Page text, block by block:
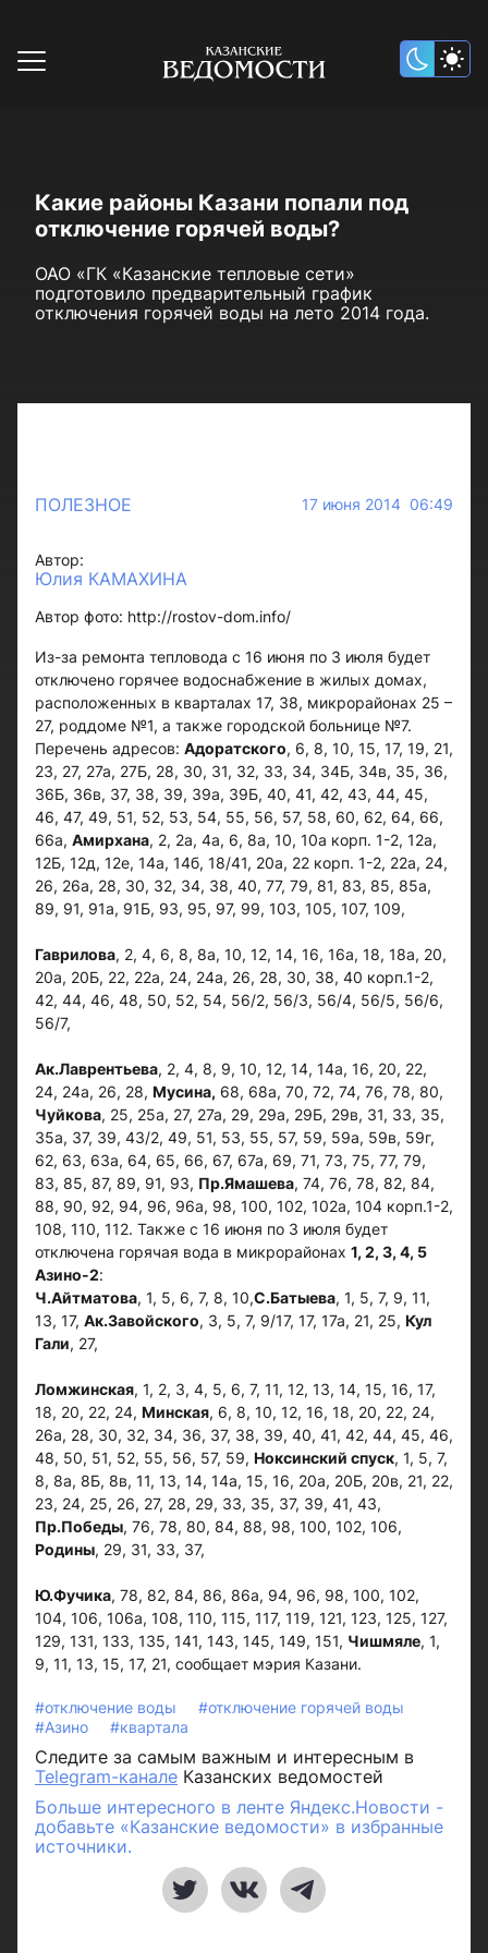
Какие районы Казани попали под
отключение горячей воды?
ОАО «ГК «Казанские тепловые сети»
подготовило предварительный график
отключения горячей воды на лето 2014 года.
ПОЛЕЗНОЕ 17 июня 2014 06:49
Автор:
Юлия КАМАХИНА
Автор фото: http://rostov-dom.info/
Из-за ремонта тепловода с 16 июня по 3 июля будет
отключено горячее водоснабжение в жилых домах,
расположенных в кварталах 17, 38, микрорайонах 25 –
27, роддоме №1, а также городской больнице №7.
Перечень адресов: Адоратского, 6, 8, 10, 15, 17, 19, 21,
23, 27, 27а, 27Б, 28, 30, 31, 32, 33, 34, 34Б, 34в, 35, 36,
36Б, 36в, 37, 38, 39, 39а, 39Б, 40, 41, 42, 43, 44, 45,
46, 47, 49, 51, 52, 53, 54, 55, 56, 57, 58, 60, 62, 64, 66,
66а, Амирхана, 2, 2а, 4а, 6, 8а, 10, 10а корп. 1-2, 12а,
12Б, 12д, 12е, 14а, 14б, 18/41, 20а, 22 корп. 1-2, 22а, 24,
26, 26а, 28, 30, 32, 34, 38, 40, 77, 79, 81, 83, 85, 85а,
89, 91, 91а, 91Б, 93, 95, 97, 99, 103, 105, 107, 109,
Гаврилова, 2, 4, 6, 8, 8а, 10, 12, 14, 16, 16а, 18, 18а, 20,
20а, 20Б, 22, 22а, 24, 24а, 26, 28, 30, 38, 40 корп.1-2,
42, 44, 46, 48, 50, 52, 54, 56/2, 56/3, 56/4, 56/5, 56/6,
56/7,
Ак.Лаврентьева, 2, 4, 8, 9, 10, 12, 14, 14а, 16, 20, 22,
24, 24а, 26, 28, Мусина, 68, 68а, 70, 72, 74, 76, 78, 80,
Чуйкова, 25, 25а, 27, 27а, 29, 29а, 29Б, 29в, 31, 33, 35,
35а, 37, 39, 43/2, 49, 51, 53, 55, 57, 59, 59а, 59в, 59г,
62, 63, 63а, 64, 65, 66, 67, 67а, 69, 71, 73, 75, 77, 79,
83, 85, 87, 89, 91, 93, Пр.Ямашева, 74, 76, 78, 82, 84,
88, 90, 92, 94, 96, 96а, 98, 100, 102, 102а, 104 корп.1-2,
108, 110, 112. Также с 16 июня по 3 июля будет
отключена горячая вода в микрорайонах 1, 2, 3, 4, 5
Азино-2:
Ч.Айтматова, 1, 5, 6, 7, 8, 10,С.Батыева, 1, 5, 7, 9, 11,
13, 17, Ак.Завойского, 3, 5, 7, 9/17, 17, 17а, 21, 25, Кул
Гали, 27,
Ломжинская, 1, 2, 3, 4, 5, 6, 7, 11, 12, 13, 14, 15, 16, 17,
18, 20, 22, 24, Минская, 6, 8, 10, 12, 16, 18, 20, 22, 24,
26а, 28, 30, 32, 34, 36, 37, 38, 39, 40, 41, 42, 44, 45, 46,
48, 50, 51, 52, 55, 56, 57, 59, Ноксинский спуск, 1, 5, 7,
8, 8а, 8Б, 8в, 11, 13, 14, 14а, 15, 16, 20а, 20Б, 20в, 21, 22,
23, 24, 25, 26, 27, 28, 29, 33, 35, 37, 39, 41, 43,
Пр.Победы, 76, 78, 80, 84, 88, 98, 100, 102, 106,
Родины, 29, 31, 33, 37,
Ю.Фучика, 78, 82, 84, 86, 86а, 94, 96, 98, 100, 102,
104, 106, 106а, 108, 110, 115, 117, 119, 121, 123, 125, 127,
129, 131, 133, 135, 141, 143, 145, 149, 151, Чишмяле, 1,
9, 11, 13, 15, 17, 21, сообщает мэрия Казани.
#отключение воды
#отключение горячей воды
#Азино
#квартала
Следите за самым важным и интересным в
Telegram-канале Казанских ведомостей
Больше интересного в ленте Яндекс.Новости -
добавьте «Казанские ведомости» в избранные
источники.